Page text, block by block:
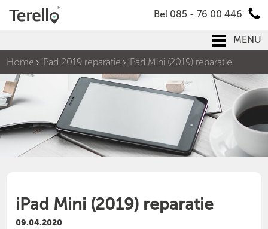
Bel 085 - 76 00 446
MENU
Home
iPad 2019 reparatie iPad Mini (2019) reparatie
iPad Mini (2019) reparatie
09.04.2020